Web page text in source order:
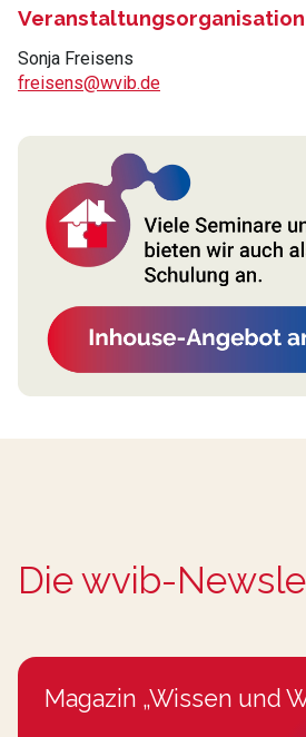
Veranstaltungsorganisation
Sonja Freisens
freisens@wvib.de
Die wvib-
Magazin „Wissen und